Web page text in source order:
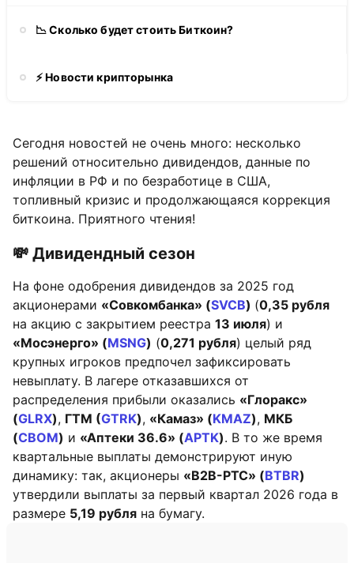
📉 Сколько будет стоить Биткоин?
⚡️ Новости крипторынка
Сегодня новостей не очень много: несколько
решений относительно дивидендов, данные по
инфляции в РФ и по безработице в США,
топливный кризис и продолжающаяся коррекция
биткоина. Приятного чтения!
💸 Дивидендный сезон
На фоне одобрения дивидендов за 2025 год
акционерами «Совкомбанка» (SVCB) (0,35 рубля
на акцию с закрытием реестра 13 июля) и
«Мосэнерго» (MSNG) (0,271 рубля) целый ряд
крупных игроков предпочел зафиксировать
невыплату. В лагере отказавшихся от
распределения прибыли оказались «Глоракс»
(GLRX), ГТМ (GTRK), «Камаз» (KMAZ), МКБ
(CBOM) и «Аптеки 36.6» (APTK). В то же время
квартальные выплаты демонстрируют иную
динамику: так, акционеры «В2В-РТС» (BTBR)
утвердили выплаты за первый квартал 2026 года в
размере 5,19 рубля на бумагу.